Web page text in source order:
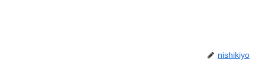
nishikiyo